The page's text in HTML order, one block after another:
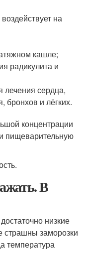
на
кашле;
радикулита и
лечения сердца,
бронхов и лёгких.
концентрации
пищеварительную
В
низкие
страшны заморозки
температура